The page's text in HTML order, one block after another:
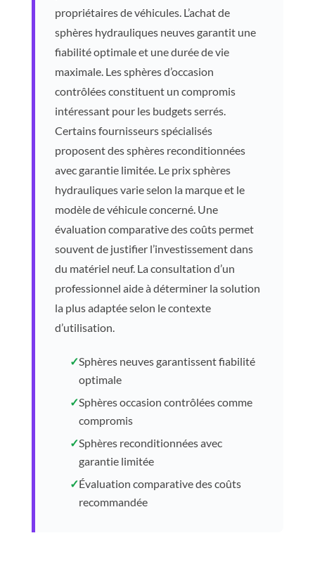
propriétaires de véhicules. L’achat de
sphères hydrauliques neuves garantit une
fiabilité optimale et une durée de vie
maximale. Les sphères d’occasion
contrôlées constituent un compromis
intéressant pour les budgets serrés.
Certains fournisseurs spécialisés
proposent des sphères reconditionnées
avec garantie limitée. Le prix sphères
hydrauliques varie selon la marque et le
modèle de véhicule concerné. Une
évaluation comparative des coûts permet
souvent de justifier l’investissement dans
du matériel neuf. La consultation d’un
professionnel aide à déterminer la solution
la plus adaptée selon le contexte
d’utilisation.
✓Sphères neuves garantissent fiabilité
optimale
✓Sphères occasion contrôlées comme
compromis
✓Sphères reconditionnées avec
garantie limitée
✓Évaluation comparative des coûts
recommandée